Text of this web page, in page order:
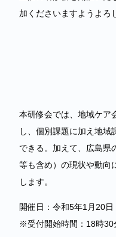
加くださいますようよろ
本研修会では、地域ケア
し、個別課題に加え地域
できる。加えて、広島県
等も含め）の現状や動向
します。
開催日：令和5年1月20
※受付開始時間：18時30